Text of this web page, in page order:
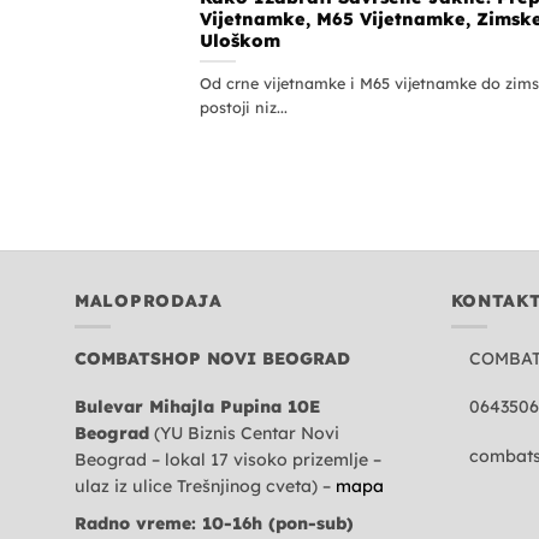
Vijetnamke, M65 Vijetnamke,
Uloškom
Od crne vijetnamke i M65 vijetnamke do
postoji niz...
MALOPRODAJA
COMBATSHOP NOVI BEOGRAD
Bulevar Mihajla Pupina 10E
Beograd (YU Biznis Centar Novi
Beograd – lokal 17 visoko prizemlje –
ulaz iz ulice Trešnjinog cveta) – mapa
Radno vreme: 10-16h (pon-sub)